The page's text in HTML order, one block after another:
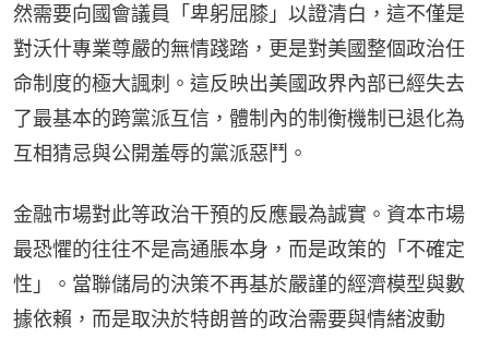
然需要向國會議員「卑躬屈膝」以證清白，這不僅是
對沃什專業尊嚴的無情踐踏，更是對美國整個政治任
命制度的極大諷刺。這反映出美國政界內部已經失去
了最基本的跨黨派互信，體制內的制衡機制已退化為
互相猜忌與公開羞辱的黨派惡鬥。
金融市場對此等政治干預的反應最為誠實。資本市場
最恐懼的往往不是高通脹本身，而是政策的「不確定
性」。當聯儲局的決策不再基於嚴謹的經濟模型與數
據依賴，而是取決於特朗普的政治需要與情緒波動